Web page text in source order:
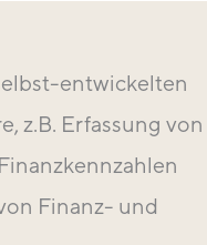
entwickelten
z.B. Erfassung von
Finanz- und